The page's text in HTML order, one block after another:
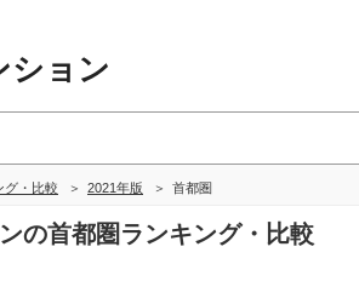
ション
グ・比較 2021年版 首都圏
の首都圏ランキング・比較